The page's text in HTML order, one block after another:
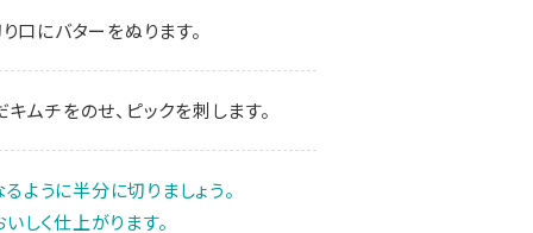
口にバターをぬります。
ムチをのせ、ピックを刺します。
うに半分に切りましょう。
しく仕上がります。